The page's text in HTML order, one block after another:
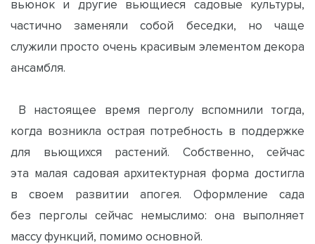
вьюнок и другие вьющиеся садовые культуры,
частично заменяли собой беседки, но чаще
служили просто очень красивым элементом декора
ансамбля.
В настоящее время перголу вспомнили тогда,
когда возникла острая потребность в поддержке
для вьющихся растений. Собственно, сейчас
эта малая садовая архитектурная форма достигла
в своем развитии апогея. Оформление сада
без перголы сейчас немыслимо: она выполняет
массу функций, помимо основной.